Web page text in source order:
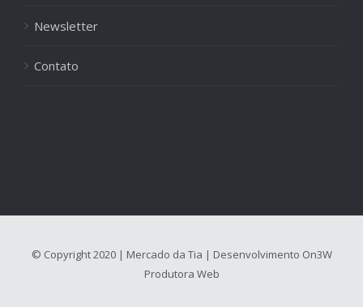
Newsletter
Contato
© Copyright 2020 | Mercado da Tia | Desenvolvimento On3W
Produtora Web